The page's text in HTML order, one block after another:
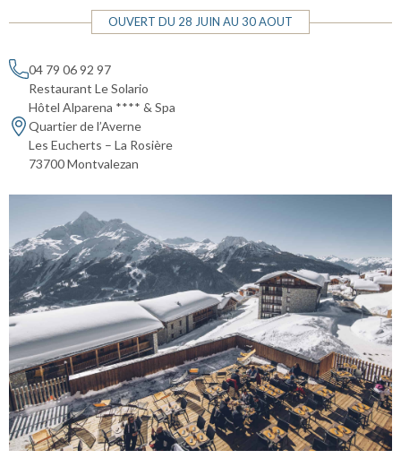
OUVERT DU 28 JUIN AU 30 AOUT
04 79 06 92 97
Restaurant Le Solario
Hôtel Alparena **** & Spa
Quartier de l’Averne
Les Eucherts – La Rosière
73700 Montvalezan